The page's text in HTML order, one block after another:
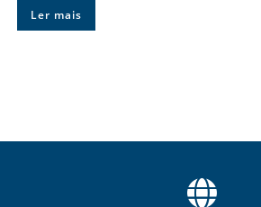
Ler mais